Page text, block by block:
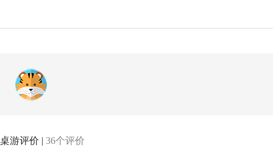
桌游评价 | 36个评价